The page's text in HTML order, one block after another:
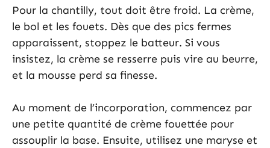
Pour la chantilly, tout doit être froid. La crème,
le bol et les fouets. Dès que des pics fermes
apparaissent, stoppez le batteur. Si vous
insistez, la crème se resserre puis vire au beurre,
et la mousse perd sa finesse.
Au moment de l’incorporation, commencez par
une petite quantité de crème fouettée pour
assouplir la base. Ensuite, utilisez une maryse et